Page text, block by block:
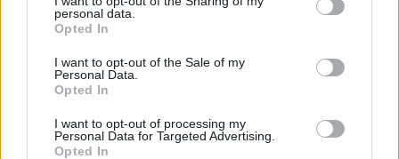
grant or deny consent to Google and its third-party tags to
use your data for below specified purposes in below Google
consent section.
personal data.
Opted In
I want to opt-out of the Sale of my
Personal Data.
Opted In
I want to opt-out of processing my
Personal Data for Targeted Advertising.
Opted In
ICA Milano presenta mostre, concerti e letture per
l’autunno 2026
Matteo Pellegrino · 6 Ago 2026
NEWS E ATTUALITÀ